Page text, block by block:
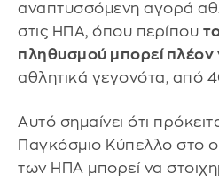
αναπτυσσόμενη αγορά
στις ΗΠΑ, όπου περίπου
πληθυσμού μπορεί πλέον
αθλητικά γεγονότα, από
Αυτό σημαίνει ότι
Παγκόσμιο Κύπελλο στο
των ΗΠΑ μπορεί να